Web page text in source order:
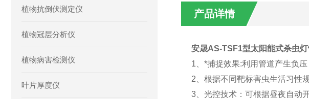
植物抗倒伏测定仪
植物冠层分析仪
植物病害检测仪
叶片厚度仪
产品详情
安晟AS-TSF1型太阳能式杀虫灯
1
*捕捉效果:利用管道产生负
2 、根据不同靶标害虫生活习性
3、 光控技术：可根据昼夜自动开